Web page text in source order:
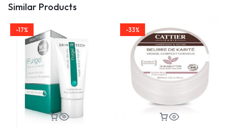
Similar Products
-17% -33%